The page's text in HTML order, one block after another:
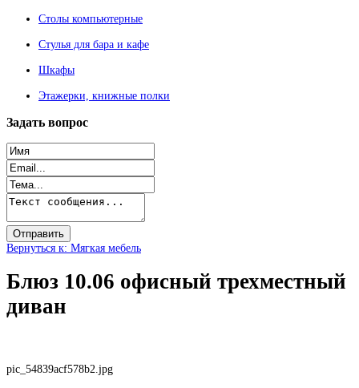
Столы компьютерные
Стулья для бара и кафе
Шкафы
Этажерки, книжные полки
Задать вопрос
Вернуться к: Мягкая мебель
Блюз 10.06 офисный трехместный
диван
pic_54839acf578b2.jpg